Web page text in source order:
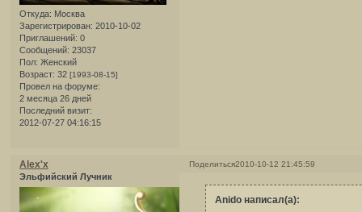
Откуда: Москва
Зарегистрирован: 2010-10-02
Приглашений: 0
Сообщений: 23037
Пол: Женский
Возраст: 32 [1993-08-15]
Провел на форуме:
2 месяца 26 дней
Последний визит:
2012-07-27 04:16:15
Поделиться2010-10-12 21:45:59
Alex'x
Эльфийский Лучник
Anido написал(а):